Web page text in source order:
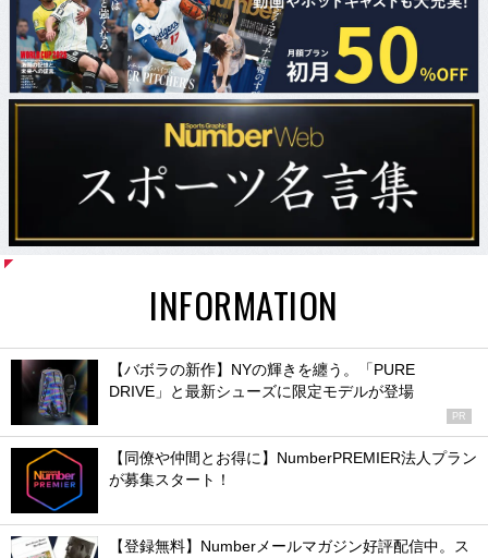
INFORMATION
【バボラの新作】NYの輝きを纏う。「PURE
DRIVE」と最新シューズに限定モデルが登場
PR
【同僚や仲間とお得に】NumberPREMIER法人プラン
が募集スタート！
【登録無料】Numberメールマガジン好評配信中。ス